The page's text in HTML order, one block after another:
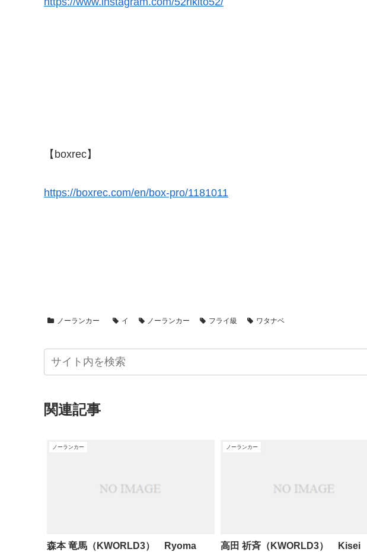
【boxrec】
https://boxrec.com/en/box-pro/1181011
ノーランカー イ ノーランカー フライ級 ワタナベ
関連記事
ノーランカー
森本 竜馬（KWORLD3） Ryoma
ノーランカー
高田 祈斉（KWORLD3） Kisei